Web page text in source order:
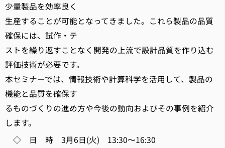
少量製品を効率良く
生産することが可能となってきました。これら製品の品質
確保には、試作・テ
ストを繰り返すことなく開発の上流で設計品質を作り込む
評価技術が必要です。
本セミナーでは、情報技術や計算科学を活用して、製品の
機能と品質を確保す
るものづくりの進め方や今後の動向およびその事例を紹介
します。
◇ 日 時 3月6日(火) 13:30～16:30